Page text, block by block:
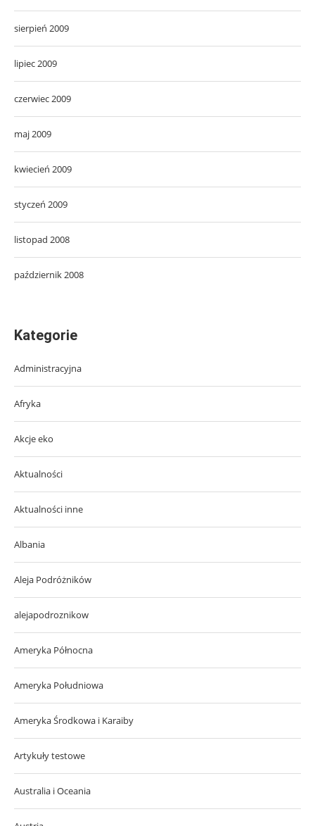
sierpień 2009
lipiec 2009
czerwiec 2009
maj 2009
kwiecień 2009
styczeń 2009
listopad 2008
październik 2008
Kategorie
Administracyjna
Afryka
Akcje eko
Aktualności
Aktualności inne
Albania
Aleja Podróżników
alejapodroznikow
Ameryka Północna
Ameryka Południowa
Ameryka Środkowa i Karaiby
Artykuły testowe
Australia i Oceania